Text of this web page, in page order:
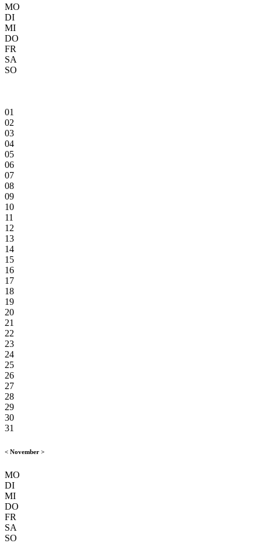
MO
DI
MI
DO
FR
SA
SO
01
02
03
04
05
06
07
08
09
10
11
12
13
14
15
16
17
18
19
20
21
22
23
24
25
26
27
28
29
30
31
< November >
MO
DI
MI
DO
FR
SA
SO